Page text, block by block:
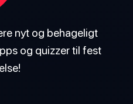
nyt og behageligt
og quizzer til fest